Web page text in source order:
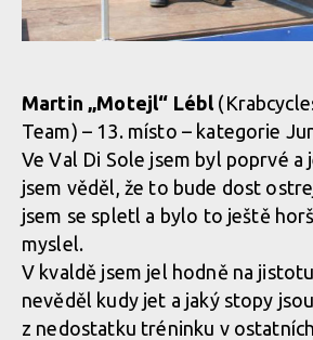
Martin „Motejl“ Lébl
Team) – 13. místo – kategorie
Ve Val Di Sole jsem byl poprvé a
jsem věděl, že to bude dost
jsem se spletl a bylo to ještě
myslel.
V kvaldě jsem jel hodně na
nevěděl kudy jet a jaký stopy
z nedostatku tréninku v